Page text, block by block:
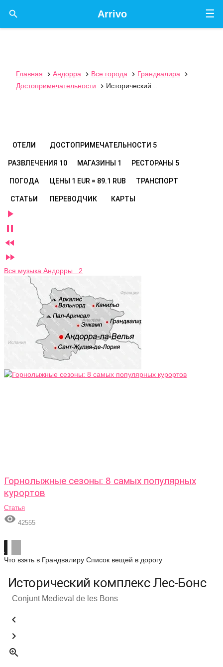
☰
Arrivo

Главная  Андорра  Все города  Грандвалира

Достопримечательности
 Исторический...
ОТЕЛИ ДОСТОПРИМЕЧАТЕЛЬНОСТИ 5
РАЗВЛЕЧЕНИЯ 10 МАГАЗИНЫ 1 РЕСТОРАНЫ 5
ПОГОДА ЦЕНЫ 1 EUR = 89.1 RUB ТРАНСПОРТ
СТАТЬИ ПЕРЕВОДЧИК КАРТЫ




Вся музыка Андорры 2
Горнолыжные сезоны: 8 самых популярных
курортов
Статья
 42555
Что взять в Грандвалиру Список вещей в дорогу
Исторический комплекс Лес-Бонс
Conjunt Medieval de les Bons


